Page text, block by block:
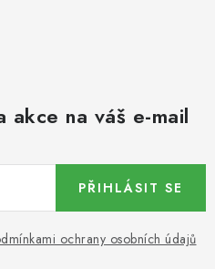
akce na váš e-mail
ochrany osobních údajů
PŘIHLÁSIT SE